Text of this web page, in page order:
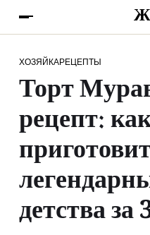
ХОЗЯЙКАРЕЦЕПТЫ
Торт
рецепт:
детства